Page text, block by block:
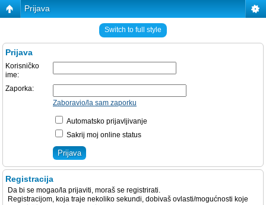
Prijava
Switch to full style
Prijava
Korisničko
ime:
Zaporka:
Zaboravio/la sam zaporku
Automatsko prijavljivanje
Sakrij moj online status
Registracija
Da bi se mogao/la prijaviti, moraš se registrirati.
Registracijom, koja traje nekoliko sekundi, dobivaš ovlasti/mogućnosti koje